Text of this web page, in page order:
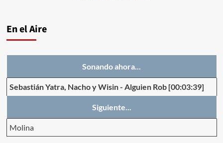
En el Aire
Sonando ahora...
Sebastián Yatra, Nacho y Wisin- Alguien Rob [00:03:39]
Siguiente...
Molina